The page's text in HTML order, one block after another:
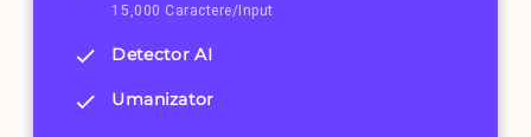
15,000 Caractere/Input
Detector AI
Umanizator